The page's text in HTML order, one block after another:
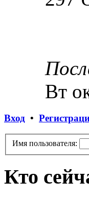
Вт
Вход •
Имя пользователя:
Кто